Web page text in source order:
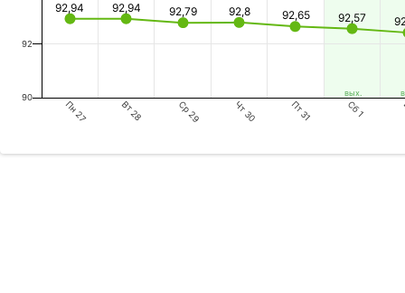
вых.
92,94 92,94 92,79 92,8 92,65 92,57
Пн 27 Вт 28 Ср 29 Чт 30 Пт 31 Сб 1
90
92